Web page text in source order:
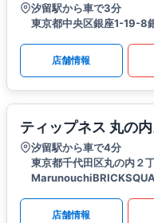
汐留駅から車で3分
東京都中央区銀座1-19-8
店舗情報
ティップネス 丸の
汐留駅から車で4分
東京都千代田区丸の内２
店舗情報